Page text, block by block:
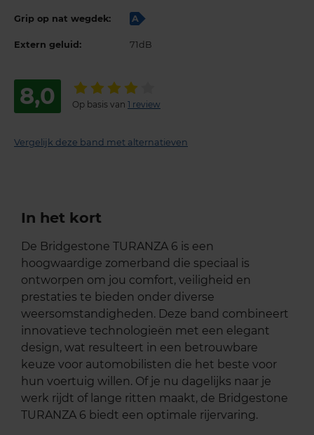
Grip op nat wegdek: A
Extern geluid: 71dB
8,0 Op basis van 1 review
Vergelijk deze band met alternatieven
In het kort
De Bridgestone TURANZA 6 is een
hoogwaardige zomerband die speciaal is
ontworpen om jou comfort, veiligheid en
prestaties te bieden onder diverse
weersomstandigheden. Deze band combineert
innovatieve technologieën met een elegant
design, wat resulteert in een betrouwbare
keuze voor automobilisten die het beste voor
hun voertuig willen. Of je nu dagelijks naar je
werk rijdt of lange ritten maakt, de Bridgestone
TURANZA 6 biedt een optimale rijervaring.